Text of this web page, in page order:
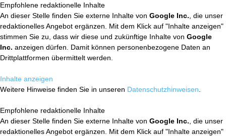
Empfohlene redaktionelle Inhalte
An dieser Stelle finden Sie externe Inhalte von Google Inc. , die unser
redaktionelles Angebot ergänzen. Mit dem Klick auf "Inhalte anzeigen"
stimmen Sie zu, dass wir diese und zukünftige Inhalte von Google
Inc. anzeigen dürfen. Damit können personenbezogene Daten an
Drittplattformen übermittelt werden.
Inhalte anzeigen
Weitere Hinweise finden Sie in unseren Datenschutzhinweisen
Empfohlene redaktionelle Inhalte
An dieser Stelle finden Sie externe Inhalte von Google Inc. , die unser
redaktionelles Angebot ergänzen. Mit dem Klick auf "Inhalte anzeigen"